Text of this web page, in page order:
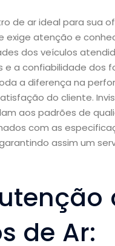
de ar ideal para sua
exige atenção e
dos veículos
e a confiabilidade dos
a diferença na
do cliente.
aos padrões de
com as
assim um
de Ar: